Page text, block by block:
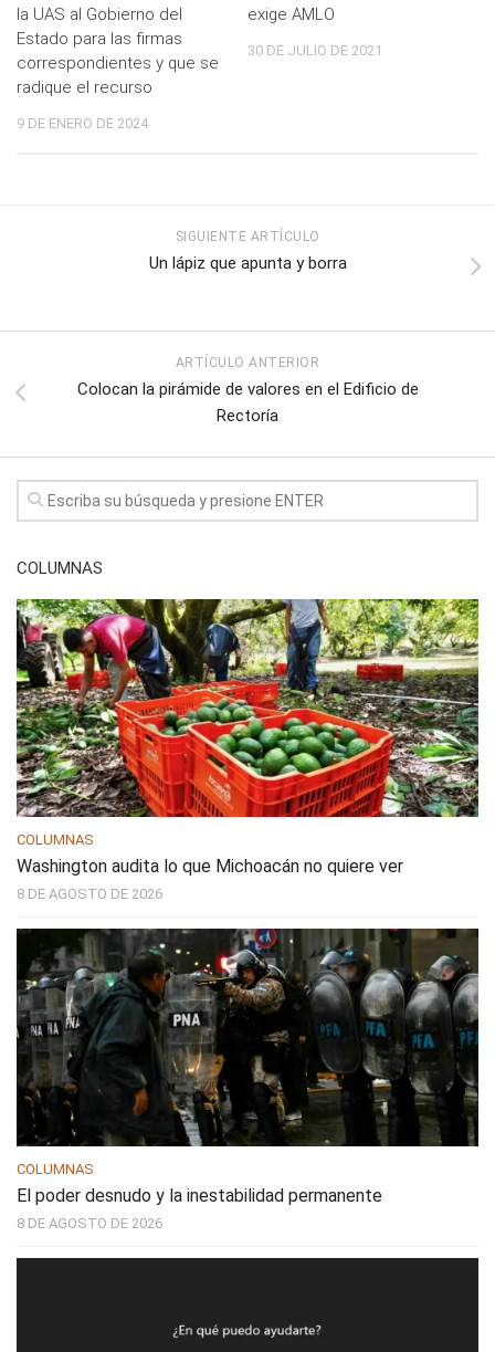
la UAS al Gobierno del
Estado para las firmas
correspondientes y que se
radique el recurso
9 DE ENERO DE 2024
exige AMLO
30 DE JULIO DE 2021
SIGUIENTE ARTÍCULO
Un lápiz que apunta y borra
ARTÍCULO ANTERIOR
Colocan la pirámide de valores en el Edificio de
Rectoría
COLUMNAS
COLUMNAS
Washington audita lo que Michoacán no quiere ver
8 DE AGOSTO DE 2026
COLUMNAS
El poder desnudo y la inestabilidad permanente
8 DE AGOSTO DE 2026